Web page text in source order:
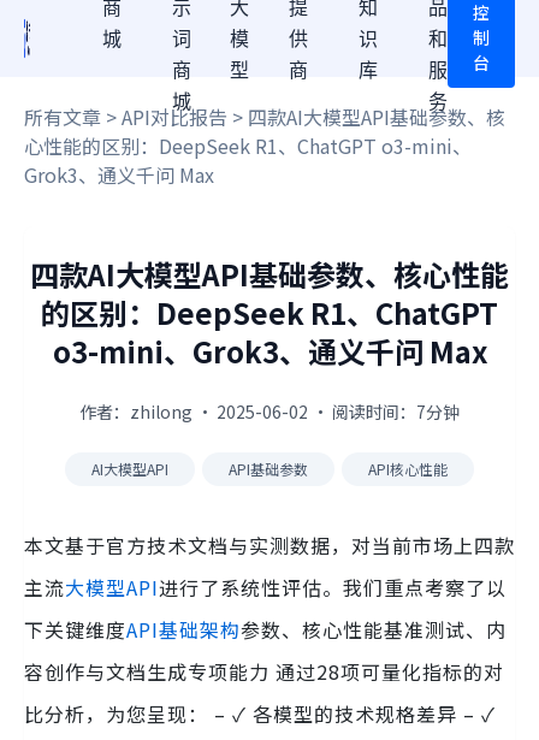
商
城
示
词
商
城
大
模
型
提
供
商
知
识
库
品
和
服
务
控
制
台
所有文章 >API对比报告 > 四款AI大模型API基础参数、核
心性能的区别：DeepSeek R1、ChatGPT o3-mini、
Grok3、通义千问 Max
四款AI大模型API基础参数、核心性能
的区别：DeepSeek R1、ChatGPT
o3-mini、Grok3、通义千问 Max
作者：zhilong · 2025-06-02 · 阅读时间：7分钟
AI大模型API API基础参数 API核心性能
本文基于官方技术文档与实测数据，对当前市场上四款
主流大模型API进行了系统性评估。我们重点考察了以
下关键维度API基础架构参数、核心性能基准测试、内
容创作与文档生成专项能力 通过28项可量化指标的对
比分析，为您呈现： – ✓ 各模型的技术规格差异 – ✓